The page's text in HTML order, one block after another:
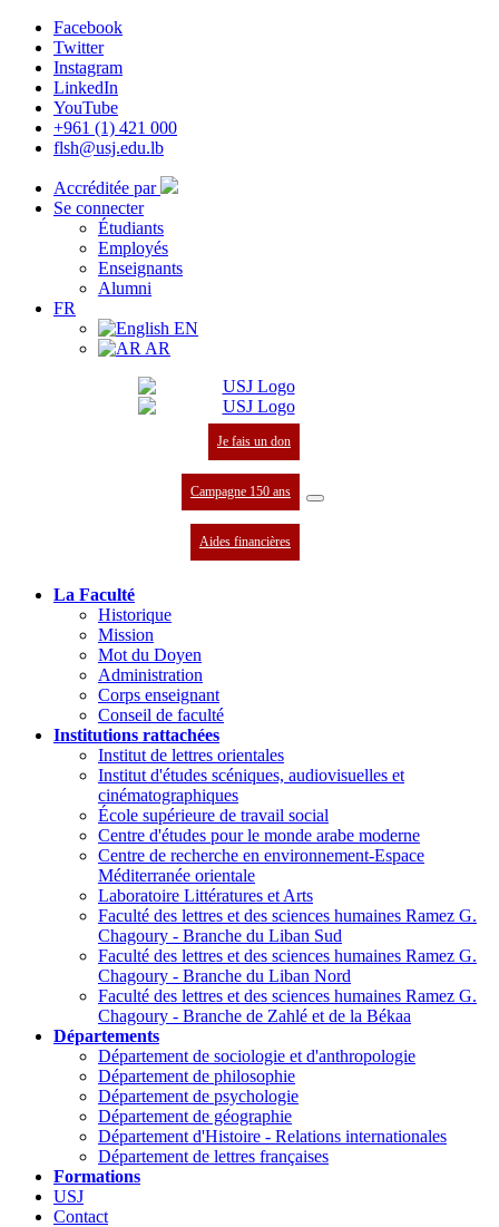
Facebook
Twitter
Instagram
LinkedIn
YouTube
+961 (1) 421 000
flsh@usj.edu.lb
Accréditée par
Se connecter
Étudiants
Employés
Enseignants
Alumni
FR
EN
AR
Je fais un don
Campagne 150 ans
Aides financières
La Faculté
Historique
Mission
Mot du Doyen
Administration
Corps enseignant
Conseil de faculté
Institutions rattachées
Institut de lettres orientales
Institut d'études scéniques, audiovisuelles et
cinématographiques
École supérieure de travail social
Centre d'études pour le monde arabe moderne
Centre de recherche en environnement-Espace
Méditerranée orientale
Laboratoire Littératures et Arts
Faculté des lettres et des sciences humaines Ramez G.
Chagoury - Branche du Liban Sud
Faculté des lettres et des sciences humaines Ramez G.
Chagoury - Branche du Liban Nord
Faculté des lettres et des sciences humaines Ramez G.
Chagoury - Branche de Zahlé et de la Békaa
Départements
Département de sociologie et d'anthropologie
Département de philosophie
Département de psychologie
Département de géographie
Département d'Histoire - Relations internationales
Département de lettres françaises
Formations
USJ
Contact